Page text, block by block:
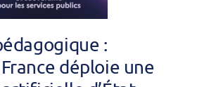
:
déploie une